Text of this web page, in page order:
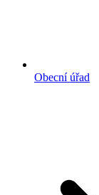
Obecní úřad